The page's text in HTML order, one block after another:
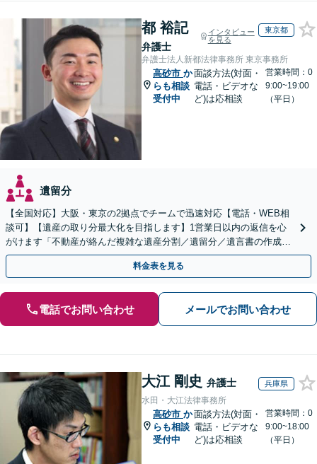
都 裕記
弁護士
インタビュー
を見る
東京都
弁護士法人新都法律事務所 東京事務所
高砂市 か
らも相談
受付中
面談方法(対面・
電話・ビデオな
ど)は応相談
営業時間：0
9:00~19:00
（平日）
遺留分
【全国対応】大阪・東京の2拠点でチームで迅速対応【電話・WEB相
談可】【遺産の取り分最大化を目指します】1営業日以内の返信を心
がけます「不動産が絡んだ複雑な遺産分割／遺留分／遺言書の作成・
執行／事業承継など、お任せください」【休日相談あり】
料金表を見る
電話でお問い合わせ メールでお問い合わせ
大江 剛史 弁護士 兵庫県
水田・大江法律事務所
高砂市 か
らも相談
受付中
面談方法(対面・
電話・ビデオな
ど)は応相談
営業時間：0
9:00~18:00
（平日）